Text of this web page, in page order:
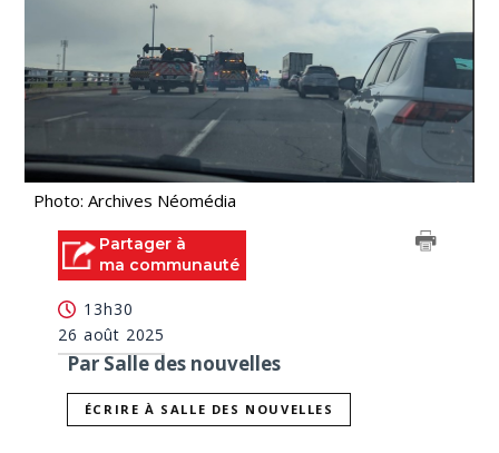
Photo: Archives Néomédia
Partager à
ma communauté
13h30
26 août 2025
Par Salle des nouvelles
ÉCRIRE À SALLE DES NOUVELLES